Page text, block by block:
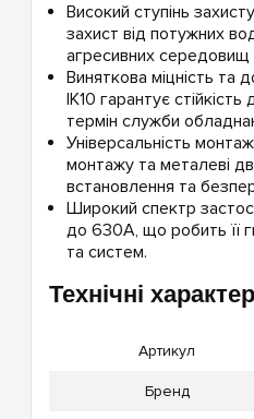
Високий ступінь
захист від потужних
агресивних середовищ
Виняткова міцність та
IK10 гарантує
термін служби
Універсальність
монтажу та металеві
встановлення та
Широкий спектр
до 630А, що робить її
та систем.
Технічні
Артикул
Бренд